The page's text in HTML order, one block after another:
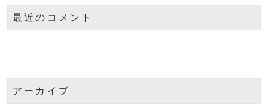
最近のコメント
アーカイブ